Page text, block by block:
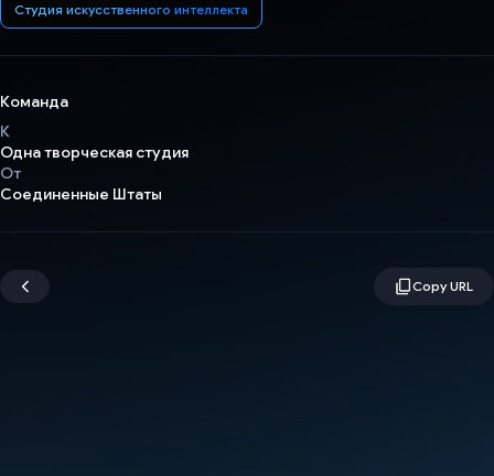
Студия искусственного интеллекта
Команда
К
Одна творческая студия
От
Соединенные Штаты